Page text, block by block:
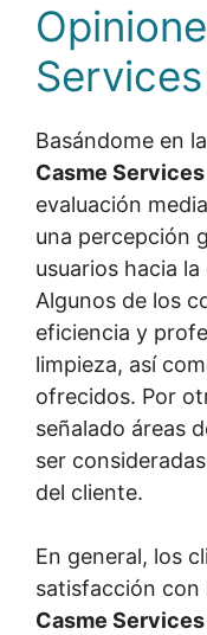
Basándome en
Casme
evaluación
una percepción
usuarios hacia
Algunos de los
eficiencia y
limpieza, así
ofrecidos. Por
señalado áreas
ser
del cliente.
En general, los
satisfacción con
Casme